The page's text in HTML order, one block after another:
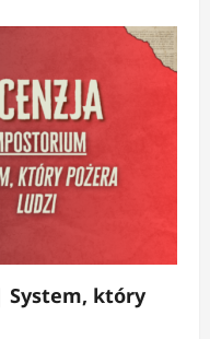
System, który